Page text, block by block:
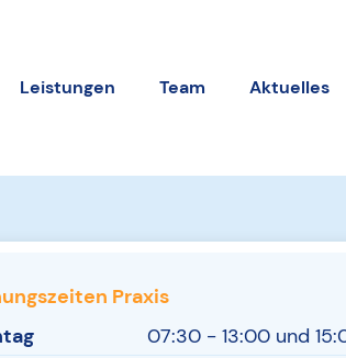
Leistungen Team Aktuelles
Praxis
07:30 - 13:00 und